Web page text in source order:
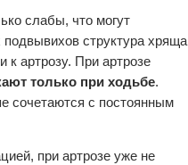
слабы, что могут
структура хряща
к артрозу. При артрозе
только при ходьбе.
сочетаются с постоянным
при артрозе уже не